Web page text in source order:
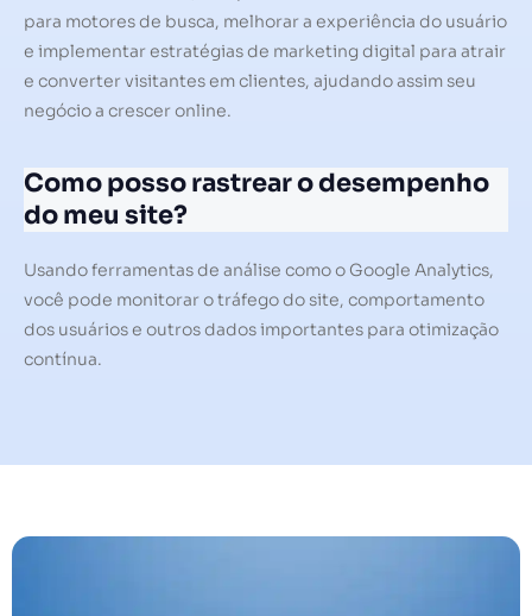
para motores de busca, melhorar a experiência do usuário
e implementar estratégias de marketing digital para atrair
e converter visitantes em clientes, ajudando assim seu
negócio a crescer online.
Como posso rastrear o desempenho
do meu site?
Usando ferramentas de análise como o Google Analytics,
você pode monitorar o tráfego do site, comportamento
dos usuários e outros dados importantes para otimização
contínua.